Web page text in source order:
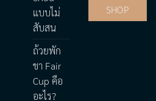
แบบไม่
สับสน
ถ้วยพัก
ชา Fair
Cup คือ
อะไร?
SHOP